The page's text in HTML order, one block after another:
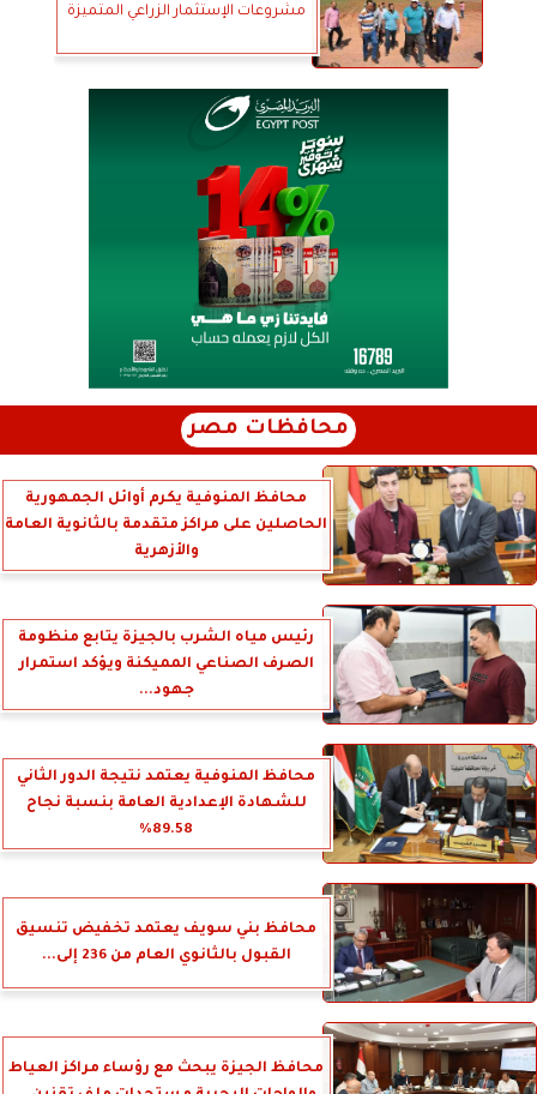
مشروعات الإستثمار الزراعي المتميزة
محافظات مصر
محافظ المنوفية يكرم أوائل الجمهورية
الحاصلين على مراكز متقدمة بالثانوية العامة
والأزهرية
رئيس مياه الشرب بالجيزة يتابع منظومة
الصرف الصناعي المميكنة ويؤكد استمرار
جهود...
محافظ المنوفية يعتمد نتيجة الدور الثاني
للشهادة الإعدادية العامة بنسبة نجاح
89.58%
محافظ بني سويف يعتمد تخفيض تنسيق
القبول بالثانوي العام من 236 إلى...
محافظ الجيزة يبحث مع رؤساء مراكز العياط